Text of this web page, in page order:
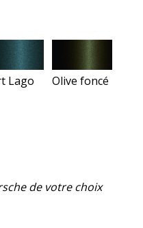
Lago Olive foncé
de votre choix